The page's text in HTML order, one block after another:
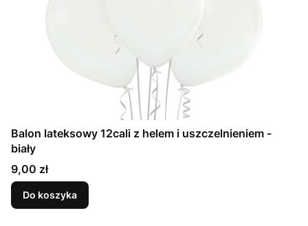
Balon lateksowy 12cali z helem i uszczelnieniem -
biały
Cena
9,00 zł
Do koszyka